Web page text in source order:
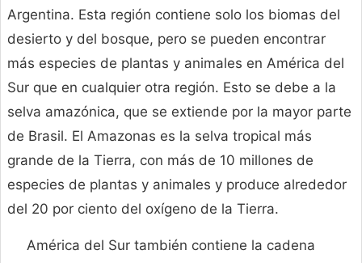
Argentina. Esta región contiene solo los biomas del
desierto y del bosque, pero se pueden encontrar
más especies de plantas y animales en América del
Sur que en cualquier otra región. Esto se debe a la
selva amazónica, que se extiende por la mayor parte
de Brasil. El Amazonas es la selva tropical más
grande de la Tierra, con más de 10 millones de
especies de plantas y animales y produce alrededor
del 20 por ciento del oxígeno de la Tierra.
América del Sur también contiene la cadena